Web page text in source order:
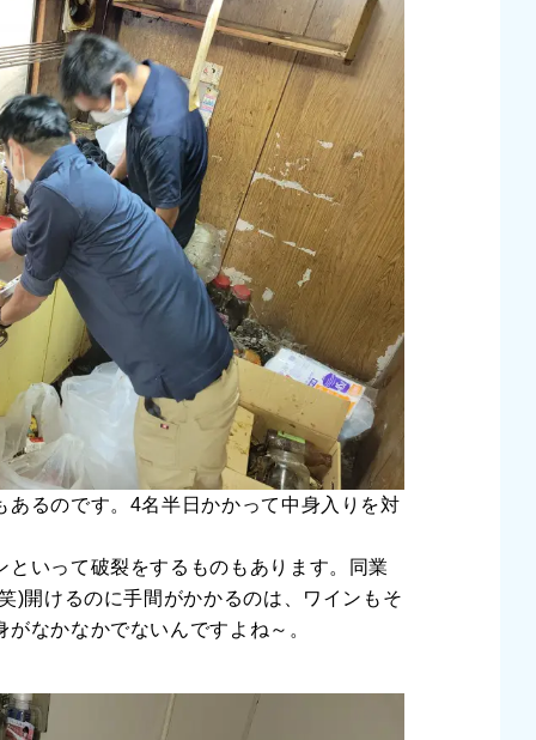
あるのです。4名半日かかって中身入りを対
いって破裂をするものもあります。同業
)開けるのに手間がかかるのは、ワインもそ
なかなかでないんですよね～。